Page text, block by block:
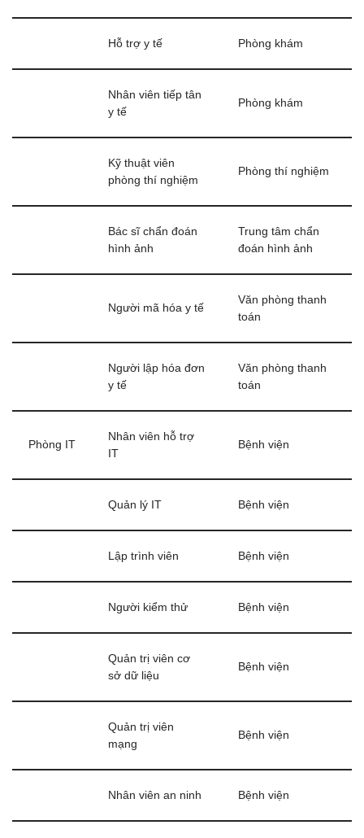
Hỗ trợ y tế Phòng khám
Nhân viên tiếp tân
y tế
Phòng khám
Kỹ thuật viên
phòng thí nghiệm
Phòng thí nghiệm
Bác sĩ chẩn đoán
hình ảnh
Trung tâm chẩn
đoán hình ảnh
Người mã hóa y tế
Văn phòng thanh
toán
Người lập hóa đơn
y tế
Văn phòng thanh
toán
Phòng IT
Nhân viên hỗ trợ
IT
Bệnh viện
Quản lý IT Bệnh viện
Lập trình viên Bệnh viện
Người kiểm thử Bệnh viện
Quản trị viên cơ
sở dữ liệu
Bệnh viện
Quản trị viên
mạng
Bệnh viện
Nhân viên an ninh Bệnh viện